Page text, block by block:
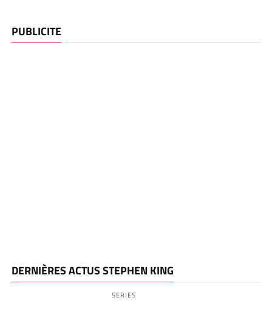
PUBLICITE
DERNIÈRES ACTUS STEPHEN KING
SERIES